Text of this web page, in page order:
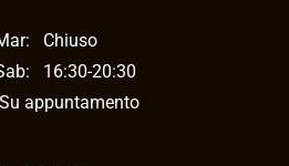
Chiuso
16:30-20:30
appuntamento